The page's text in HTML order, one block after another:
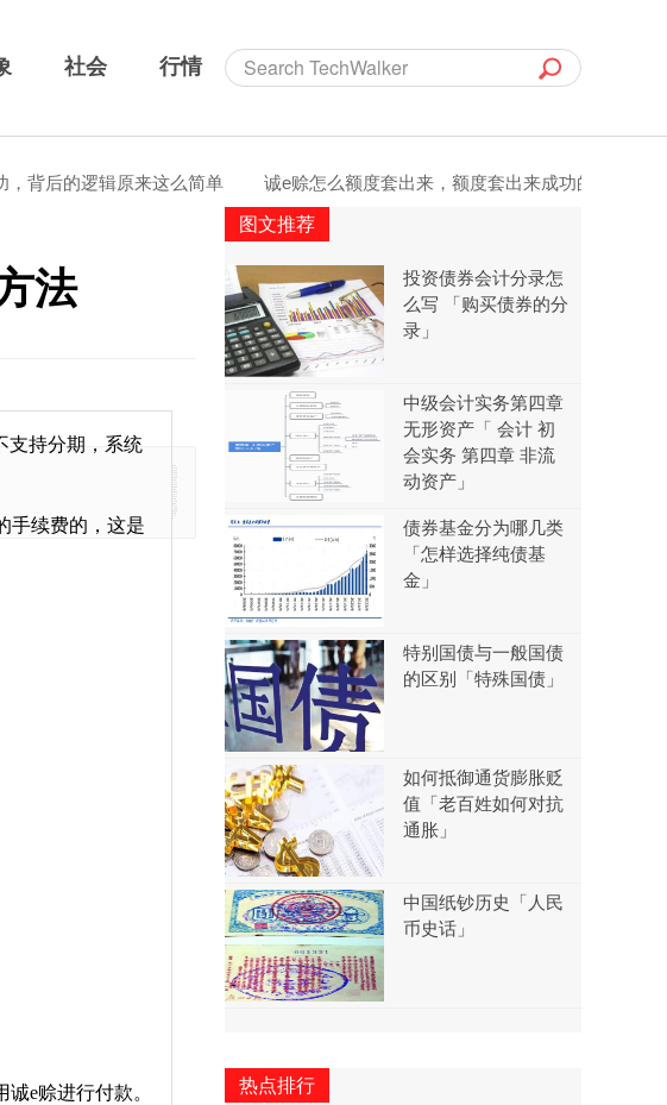
社会 行情
后的逻辑原来这么简单
诚e赊怎么额度套出来，额度套出来成功的方法是什么
法
支持分期，系统
手续费的，这是
e赊进行付款。
图文推荐
投资债券会计分录怎
么写 「购买债券的分
录」
中级会计实务第四章
无形资产「 会计 初
会实务 第四章 非流
动资产」
债券基金分为哪几类
「怎样选择纯债基
金」
特别国债与一般国债
的区别「特殊国债」
如何抵御通货膨胀贬
值「老百姓如何对抗
通胀」
中国纸钞历史「人民
币史话」
热点排行